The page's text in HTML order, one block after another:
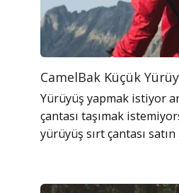
CamelBak Küçük
Yürüyüş yapmak istiyor
çantası taşımak
yürüyüş sırt çantası